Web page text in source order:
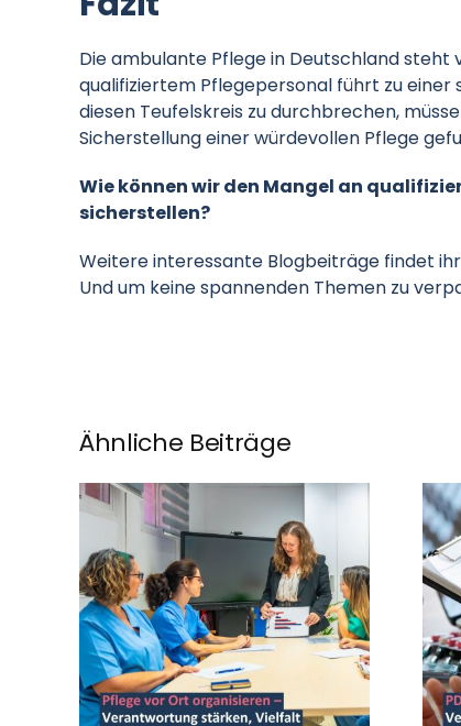
Die ambulante Pflege in Deutschland
qualifiziertem Pflegepersonal führt zu
diesen Teufelskreis zu durchbrechen,
Sicherstellung einer würdevollen Pflege
Wie können wir den Mangel an
sicherstellen?
Weitere interessante Blogbeiträge findet ihr
Und um keine spannenden Themen zu
Ähnliche Beiträge